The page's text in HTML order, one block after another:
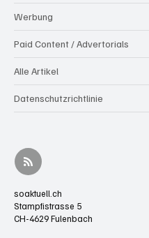
Werbung
Paid Content / Advertorials
Alle Artikel
Datenschutzrichtlinie
soaktuell.ch
Stampfistrasse 5
CH-4629 Fulenbach